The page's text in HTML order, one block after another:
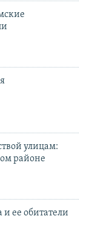
улицам:
районе
ее обитатели